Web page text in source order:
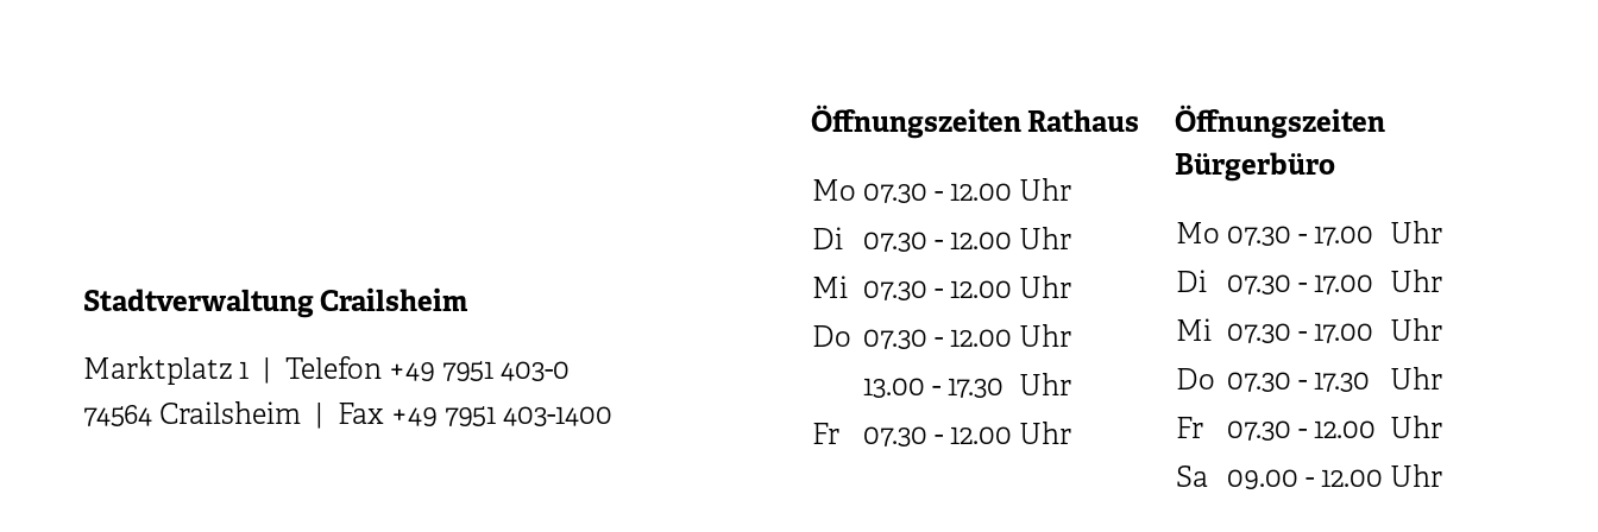
Stadtverwaltung Crailsheim
Marktplatz 1 | Telefon +49 7951 403-0
74564 Crailsheim | Fax +49 7951 403-1400
Öffnungszeiten Rathaus
Mo 07.30 - 12.00 Uhr
Di 07.30 - 12.00 Uhr
Mi 07.30 - 12.00 Uhr
Do 07.30 - 12.00 Uhr
13.00 - 17.30 Uhr
Fr
07.30 - 12.00 Uhr
Öffnungszeiten
Bürgerbüro
Mo 07.30 - 17.00 Uhr
Di 07.30 - 17.00 Uhr
Mi 07.30 - 17.00 Uhr
Do 07.30 - 17.30
Uhr
Fr
07.30 - 12.00 Uhr
Sa 09.00 - 12.00 Uhr